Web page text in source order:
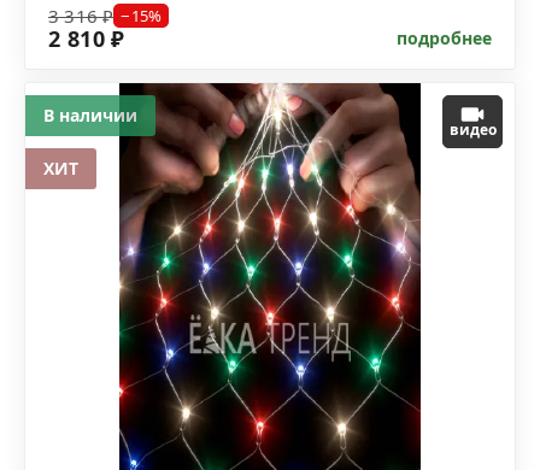
3 316 ₽ −15%
2 810 ₽ подробнее
видео
В наличии
ХИТ